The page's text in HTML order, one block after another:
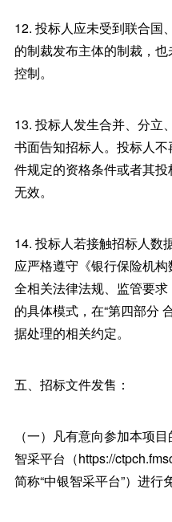
12. 投标人应未受到联合国
的制裁发布主体的制裁，
控制。
13. 投标人发生合并、分立
书面告知招标人。投标人
件规定的资格条件或者其
无效。
14. 投标人若接触招标人数
应严格遵守《银行保险机
全相关法律法规、监管要
的具体模式，在“第四部分
据处理的相关约定。
五、招标文件发售：
（一）凡有意向参加本项
智采平台（https://
简称“中银智采平台”）进行